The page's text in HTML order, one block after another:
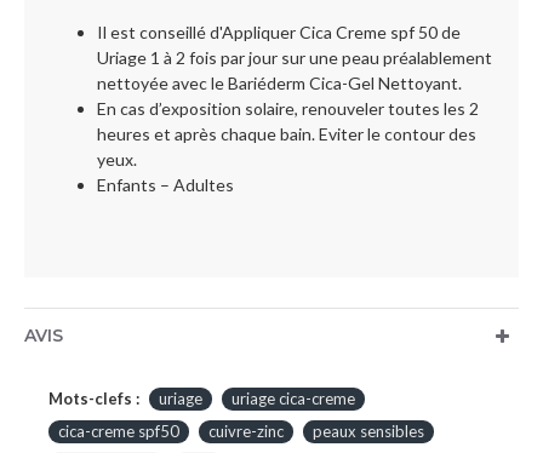
Il est conseillé d'Appliquer Cica Creme spf 50 de
Uriage 1 à 2 fois par jour sur une peau préalablement
nettoyée avec le Bariéderm Cica-Gel Nettoyant.
En cas d’exposition solaire, renouveler toutes les 2
heures et après chaque bain. Eviter le contour des
yeux.
Enfants – Adultes
AVIS
Mots-clefs : uriage
uriage cica-creme
cica-creme spf50
cuivre-zinc
peaux sensibles